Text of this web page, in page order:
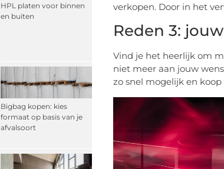
HPL platen voor binnen
en buiten
Bigbag kopen: kies
formaat op basis van je
afvalsoort
verkopen. Door in het
Reden 3:
Vind je het heerlijk om
niet meer aan jouw
zo snel mogelijk en